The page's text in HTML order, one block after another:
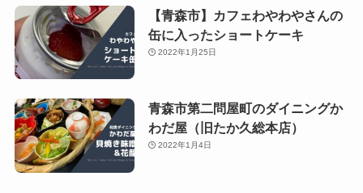
【青森市】カフェわやわやさんの
缶に入ったショートケーキ
2022年1月25日
青森市第二問屋町のダイニングか
わだ屋（旧たか久総本店）
2022年1月4日